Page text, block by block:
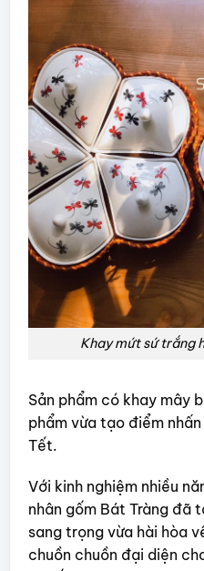
Khay mứt sứ trắng
Sản phẩm có khay mây
phẩm vừa tạo điểm
Tết.
Với kinh nghiệm nhiều
nhân gốm Bát Tràng đã
sang trọng vừa hài hòa
chuồn chuồn đại diện